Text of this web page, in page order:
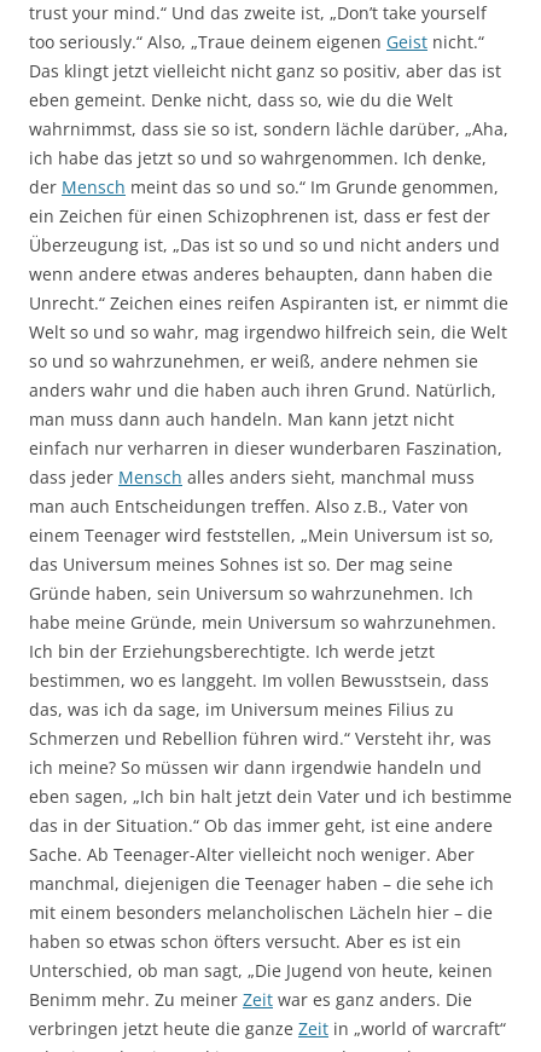
trust your mind.“ Und das zweite ist, „Don’t take yourself
too seriously.“ Also, „Traue deinem eigenen Geist nicht.“
Das klingt jetzt vielleicht nicht ganz so positiv, aber das ist
eben gemeint. Denke nicht, dass so, wie du die Welt
wahrnimmst, dass sie so ist, sondern lächle darüber, „Aha,
ich habe das jetzt so und so wahrgenommen. Ich denke,
der Mensch meint das so und so.“ Im Grunde genommen,
ein Zeichen für einen Schizophrenen ist, dass er fest der
Überzeugung ist, „Das ist so und so und nicht anders und
wenn andere etwas anderes behaupten, dann haben die
Unrecht.“ Zeichen eines reifen Aspiranten ist, er nimmt die
Welt so und so wahr, mag irgendwo hilfreich sein, die Welt
so und so wahrzunehmen, er weiß, andere nehmen sie
anders wahr und die haben auch ihren Grund. Natürlich,
man muss dann auch handeln. Man kann jetzt nicht
einfach nur verharren in dieser wunderbaren Faszination,
dass jeder Mensch alles anders sieht, manchmal muss
man auch Entscheidungen treffen. Also z.B., Vater von
einem Teenager wird feststellen, „Mein Universum ist so,
das Universum meines Sohnes ist so. Der mag seine
Gründe haben, sein Universum so wahrzunehmen. Ich
habe meine Gründe, mein Universum so wahrzunehmen.
Ich bin der Erziehungsberechtigte. Ich werde jetzt
bestimmen, wo es langgeht. Im vollen Bewusstsein, dass
das, was ich da sage, im Universum meines Filius zu
Schmerzen und Rebellion führen wird.“ Versteht ihr, was
ich meine? So müssen wir dann irgendwie handeln und
eben sagen, „Ich bin halt jetzt dein Vater und ich bestimme
das in der Situation.“ Ob das immer geht, ist eine andere
Sache. Ab Teenager-Alter vielleicht noch weniger. Aber
manchmal, diejenigen die Teenager haben – die sehe ich
mit einem besonders melancholischen Lächeln hier – die
haben so etwas schon öfters versucht. Aber es ist ein
Unterschied, ob man sagt, „Die Jugend von heute, keinen
Benimm mehr. Zu meiner Zeit war es ganz anders. Die
verbringen jetzt heute die ganze Zeit in „world of warcraft“